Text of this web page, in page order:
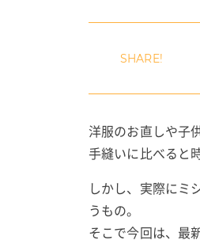
洋服のお直しや子
手縫いに比べると
しかし、実際にミ
うもの。
そこで今回は、最